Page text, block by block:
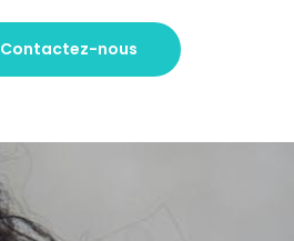
Contactez-nous